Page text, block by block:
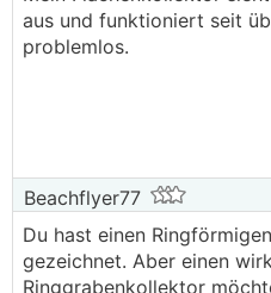
aus und funktioniert seit
problemlos.
Beachflyer77
Du hast einen
gezeichnet. Aber einen
Ringgrabenkollektor